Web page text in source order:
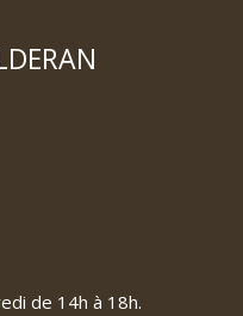
de 14h à 18h.